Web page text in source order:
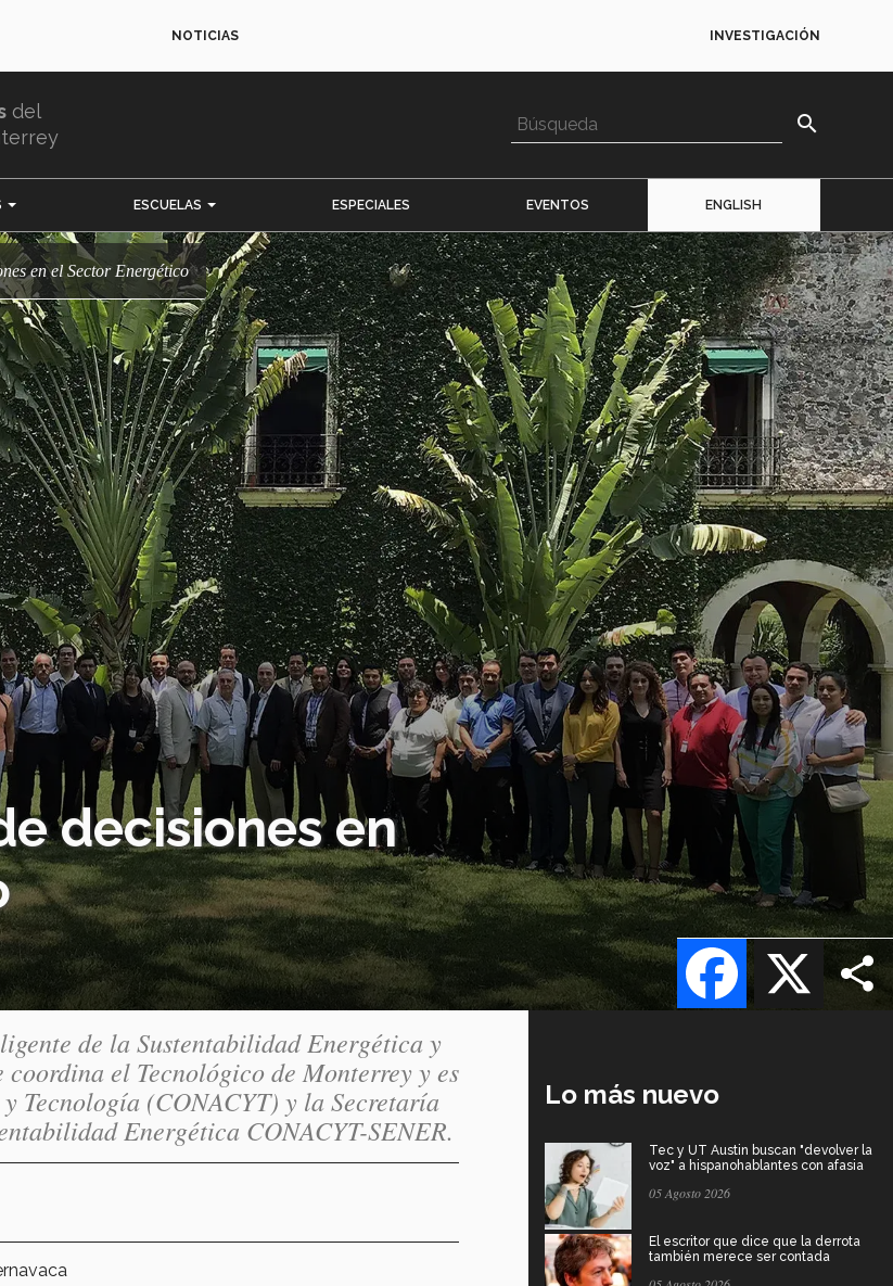
NOTICIAS INVESTIGACIÓN
del
search
ESCUELAS ESPECIALES EVENTOS ENGLISH
en el Sector Energético
decisiones en
X
Facebook
de la Sustentabilidad Energética y
el Tecnológico de Monterrey y es
Tecnología (CONACYT) y la Secretaría
Energética CONACYT-SENER.
Lo más nuevo
Tec y UT Austin buscan "devolver la
voz" a hispanohablantes con afasia
05 Agosto 2026
El escritor que dice que la derrota
también merece ser contada